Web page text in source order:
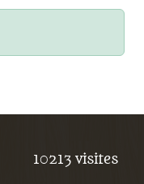
10213 visites